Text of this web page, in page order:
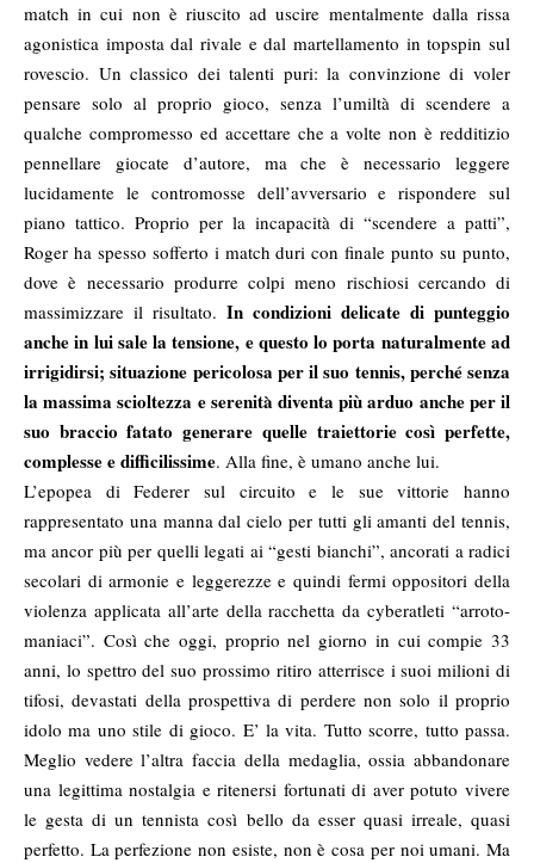
match in cui non è riuscito ad uscire mentalmente dalla rissa
agonistica imposta dal rivale e dal martellamento in topspin sul
rovescio. Un classico dei talenti puri: la convinzione di voler
pensare solo al proprio gioco, senza l’umiltà di scendere a
qualche compromesso ed accettare che a volte non è redditizio
pennellare giocate d’autore, ma che è necessario leggere
lucidamente le contromosse dell’avversario e rispondere sul
piano tattico. Proprio per la incapacità di “scendere a patti”,
Roger ha spesso sofferto i match duri con finale punto su punto,
dove è necessario produrre colpi meno rischiosi cercando di
massimizzare il risultato. In condizioni delicate di punteggio
anche in lui sale la tensione, e questo lo porta naturalmente ad
irrigidirsi; situazione pericolosa per il suo tennis, perché senza
la massima scioltezza e serenità diventa più arduo anche per il
suo braccio fatato generare quelle traiettorie così perfette,
complesse e difficilissime. Alla fine, è umano anche lui.
L’epopea di Federer sul circuito e le sue vittorie hanno
rappresentato una manna dal cielo per tutti gli amanti del tennis,
ma ancor più per quelli legati ai “gesti bianchi”, ancorati a radici
secolari di armonie e leggerezze e quindi fermi oppositori della
violenza applicata all’arte della racchetta da cyberatleti “arroto-
maniaci”. Così che oggi, proprio nel giorno in cui compie 33
anni, lo spettro del suo prossimo ritiro atterrisce i suoi milioni di
tifosi, devastati della prospettiva di perdere non solo il proprio
idolo ma uno stile di gioco. E’ la vita. Tutto scorre, tutto passa.
Meglio vedere l’altra faccia della medaglia, ossia abbandonare
una legittima nostalgia e ritenersi fortunati di aver potuto vivere
le gesta di un tennista così bello da esser quasi irreale, quasi
perfetto. La perfezione non esiste, non è cosa per noi umani. Ma